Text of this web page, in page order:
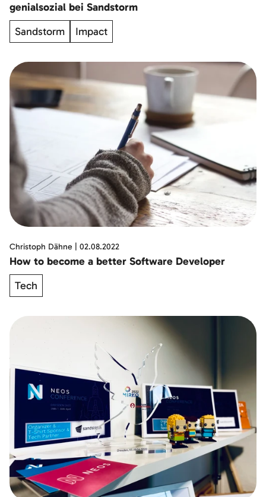
genialsozial bei Sandstorm
Sandstorm
Impact
Christoph Dähne 02.08.2022
How to become a better Software Developer
Tech